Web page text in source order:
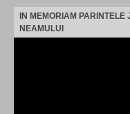
IN MEMORIAM
NEAMULUI